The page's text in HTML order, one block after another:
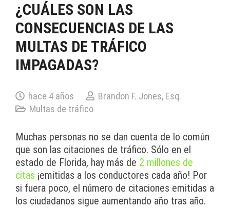
¿CUÁLES SON LAS
CONSECUENCIAS DE LAS
MULTAS DE TRÁFICO
IMPAGADAS?
hace 4 años
Brandon F. Jones, Esq.
Multas de tráfico
Muchas personas no se dan cuenta de lo común
que son las citaciones de tráfico. Sólo en el
estado de Florida, hay más de 2 millones de
citas ¡emitidas a los conductores cada año! Por
si fuera poco, el número de citaciones emitidas a
los ciudadanos sigue aumentando año tras año.